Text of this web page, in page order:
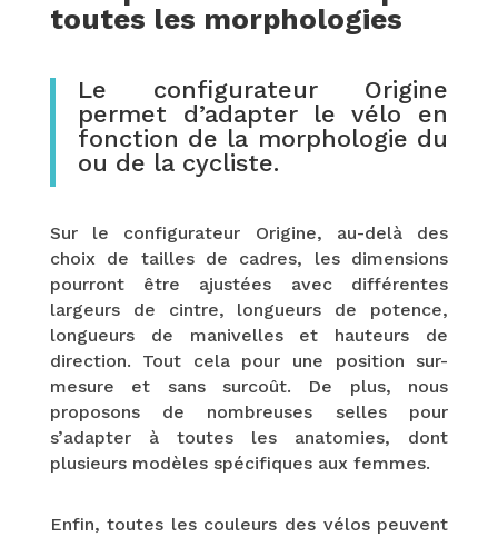
toutes les morphologies
Le configurateur Origine
permet d’adapter le vélo en
fonction de la morphologie du
ou de la cycliste.
Sur le configurateur Origine, au-delà des
choix de tailles de cadres, les dimensions
pourront être ajustées avec différentes
largeurs de cintre, longueurs de potence,
longueurs de manivelles et hauteurs de
direction. Tout cela pour une position sur-
mesure et sans surcoût. De plus, nous
proposons de nombreuses selles pour
s’adapter à toutes les anatomies, dont
plusieurs modèles spécifiques aux femmes.
Enfin, toutes les couleurs des vélos peuvent